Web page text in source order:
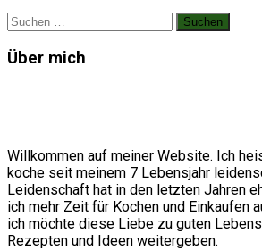
Suchen
Über mich
Willkommen auf meiner Website. Ich
koche seit meinem 7 Lebensjahr
Leidenschaft hat in den letzten Jahren
ich mehr Zeit für Kochen und Einkaufen
ich möchte diese Liebe zu guten
Rezepten und Ideen weitergeben.